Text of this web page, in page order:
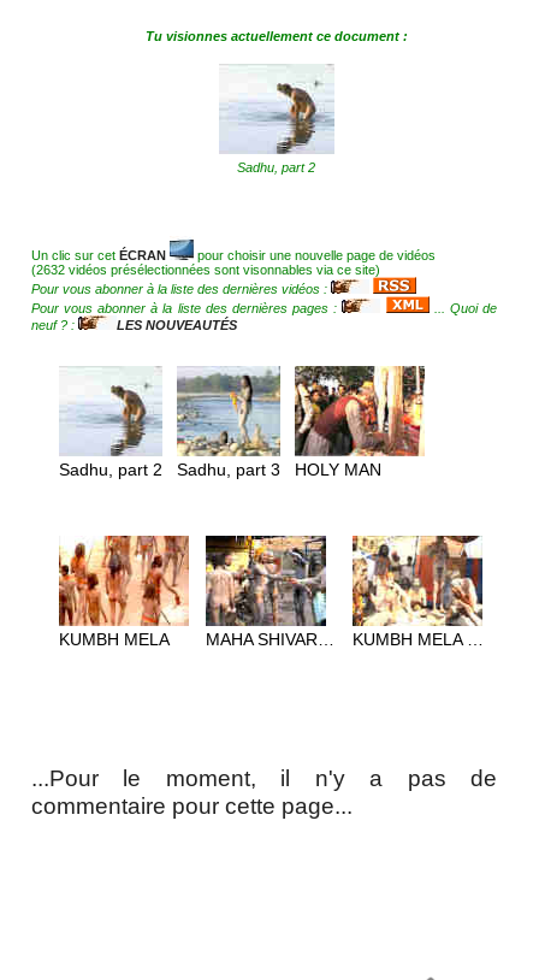
Tu visionnes actuellement ce document :
Sadhu, part 2
Un clic sur cet ÉCRAN
pour choisir une nouvelle page de vidéos
(2632 vidéos présélectionnées sont visonnables via ce site)
Pour vous abonner à la liste des dernières vidéos :
Pour vous abonner à la liste des dernières pages :
... Quoi de
neuf ? :
LES NOUVEAUTÉS
Sadhu, part 2 Sadhu, part 3 HOLY MAN
KUMBH MELA
...Pour le moment, il n'y a pas de
commentaire pour cette page...